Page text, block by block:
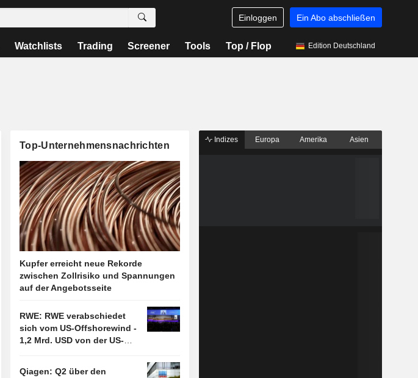
Einloggen Ein Abo abschließen
Watchlists Trading Screener Tools Top / Flop Edition Deutschland
Top-Unternehmensnachrichten
Kupfer erreicht neue Rekorde
zwischen Zollrisiko und Spannungen
auf der Angebotsseite
RWE: RWE verabschiedet
sich vom US-Offshorewind -
1,2 Mrd. USD von der US-
Qiagen: Q2 über den
Indizes Europa Amerika Asien